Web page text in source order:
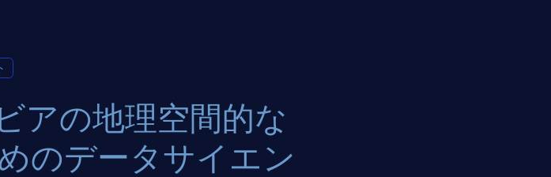
アの地理空間的な
のデータサイエン